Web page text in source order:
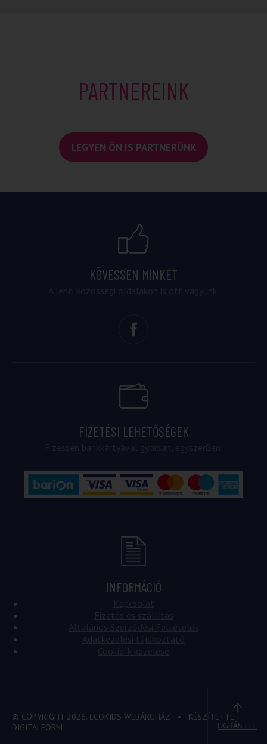
PARTNEREINK
LEGYEN ÖN IS PARTNERÜNK
KÖVESSEN MINKET
FIZETÉSI LEHETŐSÉGEK
INFORMÁCIÓ
© COPYRIGHT 2026. ECOKIDS WEBÁRUHÁZ • KÉSZÍTETTE:
DIGITALFORM
UGRÁS FEL